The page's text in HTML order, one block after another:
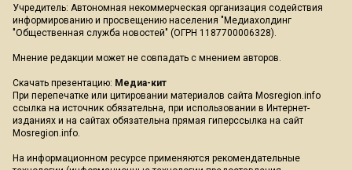
Учредитель: Автономная некоммерческая организация содействия
информированию и просвещению населения "Медиахолдинг
"Общественная служба новостей" (ОГРН 1187700006328).
Мнение редакции может не совпадать с мнением авторов.
Скачать презентацию: Медиа-кит
При перепечатке или цитировании материалов сайта Mosregion.info
ссылка на источник обязательна, при использовании в Интернет-
изданиях и на сайтах обязательна прямая гиперссылка на сайт
Mosregion.info.
На информационном ресурсе применяются рекомендательные